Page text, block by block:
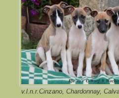
v.l.n.r.Cinzano, Chardonnay,